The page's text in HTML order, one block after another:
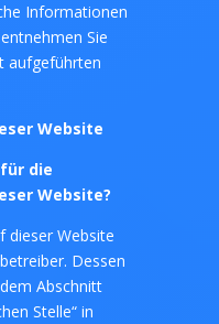
Informationen
Sie
aufgeführten
Website
die
Website?
dieser Website
Dessen
Abschnitt
Stelle“ in